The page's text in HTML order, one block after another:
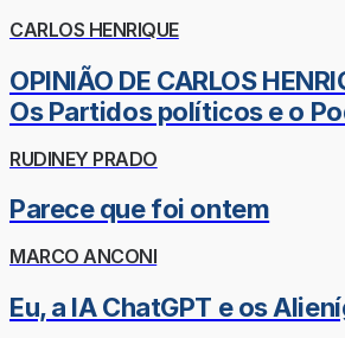
CARLOS HENRIQUE
OPINIÃO DE CARLOS
Os Partidos políticos e o
RUDINEY PRADO
Parece que foi ontem
MARCO ANCONI
Eu, a IA ChatGPT e os